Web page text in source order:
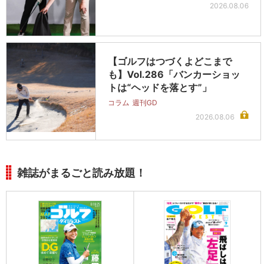
2026.08.06
【ゴルフはつづくよどこまで
も】Vol.286「バンカーショッ
トは“ヘッドを落とす”」
コラム 週刊GD
2026.08.06
雑誌がまるごと読み放題！